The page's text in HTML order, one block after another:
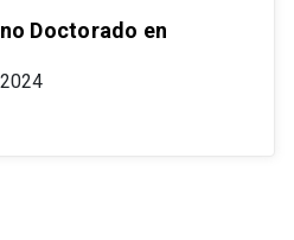
Doctorado en